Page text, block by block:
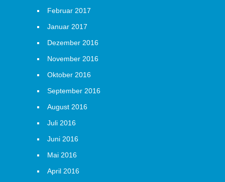
Februar 2017
Januar 2017
Dezember 2016
November 2016
Oktober 2016
September 2016
August 2016
Juli 2016
Juni 2016
Mai 2016
April 2016